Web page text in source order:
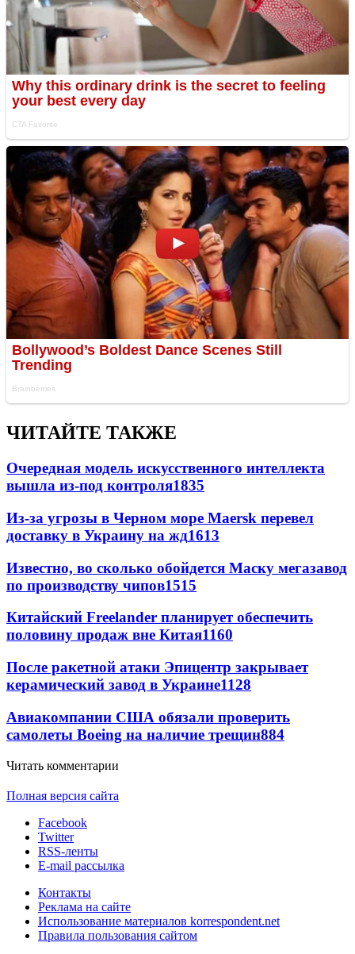
ЧИТАЙТЕ ТАКЖЕ
Очередная модель искусственного интеллекта
вышла из-под контроля1835
Из-за угрозы в Черном море Maersk перевел
доставку в Украину на жд1613
Известно, во сколько обойдется Маску мегазавод
по производству чипов1515
Китайский Freelander планирует обеспечить
половину продаж вне Китая1160
После ракетной атаки Эпицентр закрывает
керамический завод в Украине1128
Авиакомпании США обязали проверить
самолеты Boeing на наличие трещин884
Читать комментарии
Полная версия сайта
Facebook
Twitter
RSS-ленты
E-mail рассылка
Контакты
Реклама на сайте
Использование материалов korrespondent.net
Правила пользования сайтом